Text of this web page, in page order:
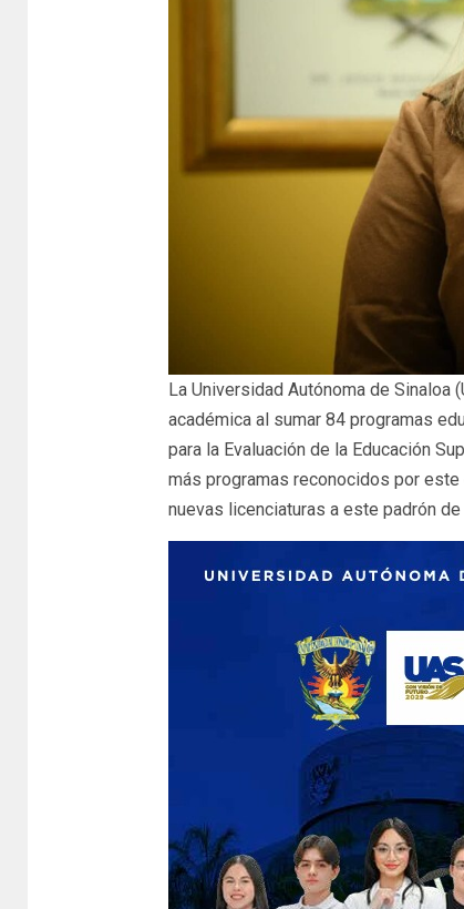
La Universidad Autónoma de Sinaloa
académica al sumar 84 programas
para la Evaluación de la Educación
más programas reconocidos por
nuevas licenciaturas a este padrón de